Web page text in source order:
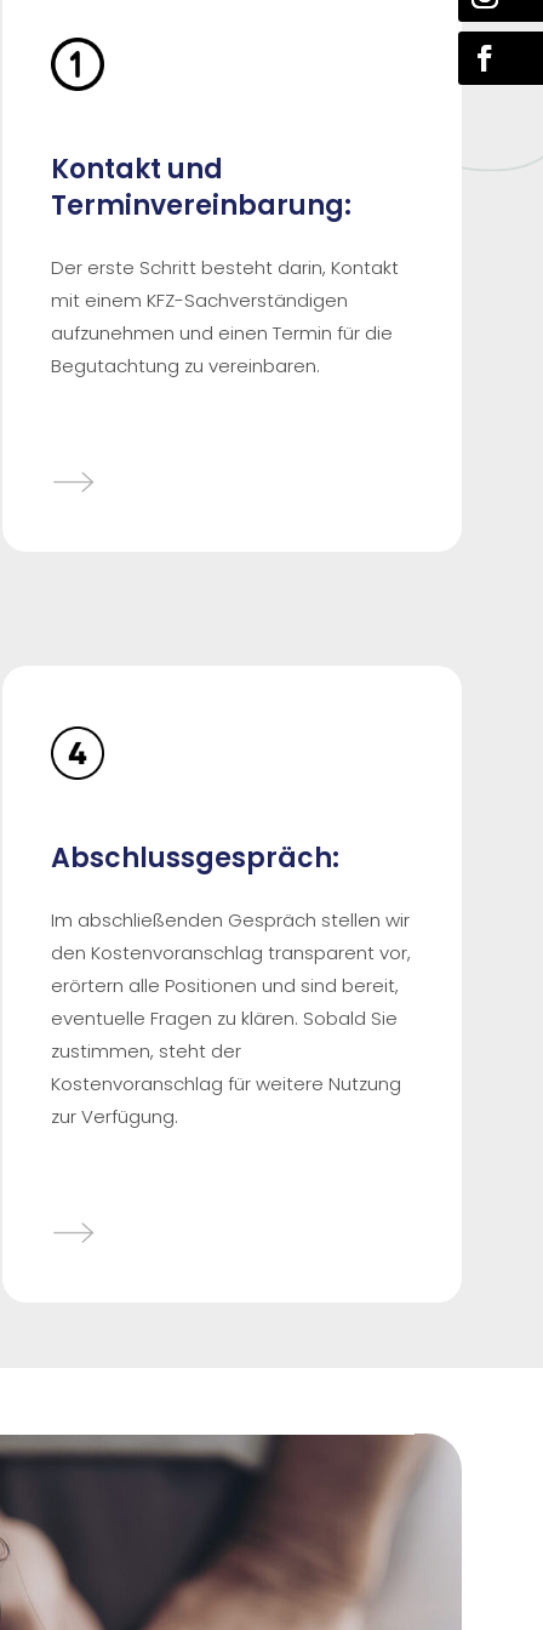
Kontakt und
Terminvereinbarung:
Der erste Schritt besteht darin, Kontakt
mit einem KFZ-Sachverständigen
aufzunehmen und einen Termin für die
Begutachtung zu vereinbaren.
Abschlussgespräch:
Im abschließenden Gespräch stellen wir
den Kostenvoranschlag transparent vor,
erörtern alle Positionen und sind bereit,
eventuelle Fragen zu klären. Sobald Sie
zustimmen, steht der
Kostenvoranschlag für weitere Nutzung
zur Verfügung.